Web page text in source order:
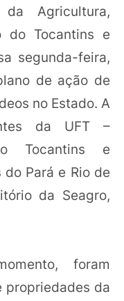
Agricultura,
do Tocantins e
segunda-feira,
de ação de
no Estado. A
da UFT –
Tocantins e
Pará e Rio de
da Seagro,
foram
propriedades da